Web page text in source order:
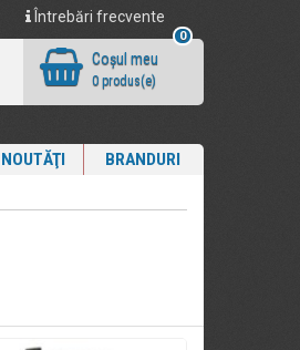
Întrebări frecvente
0
Coşul meu
0 produs(e)
NOUTĂŢI BRANDURI